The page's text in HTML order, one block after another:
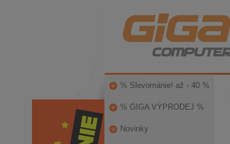
% Slevománie! až - 40 %
% GIGA VÝPRODEJ %
Novinky